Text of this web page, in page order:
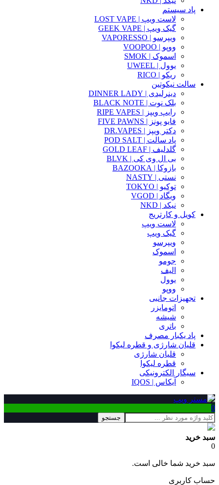
پاد سیستم
لاست ویپ | LOST VAPE
گیک ویپ | GEEK VAPE
ویپرسو | VAPORESSO
ووپو | VOOPOO
اسموک | SMOK
یوول | UWEEL
ریکو | RICO
سالت نیکوتین
دینرلیدی | DINNER LADY
بلک نوت | BLACK NOTE
رایپ ویپز | RIPE VAPES
فایو پونز | FIVE PAWNS
دکتر ویپز | DR.VAPES
پاد سالت | POD SALT
گلدلیف | GOLD LEAF
بی ال وی کی | BLVK
بازوکا | BAZOOKA
نستی | NASTY
توکیو | TOKYO
ویگاد | VGOD
نیکد | NKD
کویل و کارتریج
لاست ویپ
گیک ویپ
ویپرسو
اسموک
جومو
الیف
یوول
ووپو
تجهیزات جانبی
اتومایزر
شیشه
باتری
پاد یکبار مصرف
قلیان شارژی و قطره لیکوا
قلیان شارژی
قطره لیکوا
سیگار الکترونیکی
آیکاس | IQOS
0
جستجو
سبد خرید
0
سبد خرید شما خالی است.
حساب کاربری